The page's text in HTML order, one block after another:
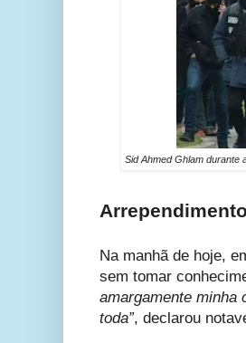
Sid Ahmed Ghlam durante
Na manhã de hoje,
sem tomar
amargamente minha
toda”, declarou